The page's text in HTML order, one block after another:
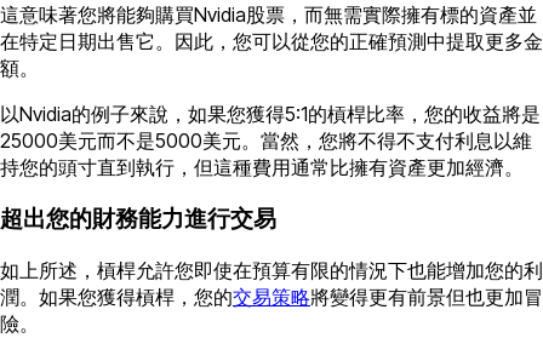
這意味著您將能夠購買Nvidia股票，而無需實際擁有標的資產並
在特定日期出售它。因此，您可以從您的正確預測中提取更多金
額。
以Nvidia的例子來說，如果您獲得5:1的槓桿比率，您的收益將是
25000美元而不是5000美元。當然，您將不得不支付利息以維
持您的頭寸直到執行，但這種費用通常比擁有資產更加經濟。
超出您的財務能力進行交易
如上所述，槓桿允許您即使在預算有限的情況下也能增加您的利
潤。如果您獲得槓桿，您的交易策略將變得更有前景但也更加冒
險。